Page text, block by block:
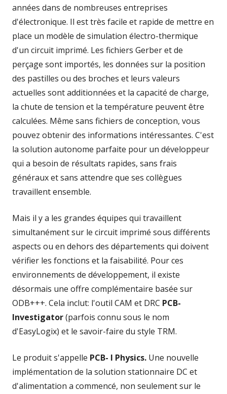
années dans de nombreuses entreprises
d'électronique. Il est très facile et rapide de mettre en
place un modèle de simulation électro-thermique
d'un circuit imprimé. Les fichiers Gerber et de
perçage sont importés, les données sur la position
des pastilles ou des broches et leurs valeurs
actuelles sont additionnées et la capacité de charge,
la chute de tension et la température peuvent être
calculées. Même sans fichiers de conception, vous
pouvez obtenir des informations intéressantes. C'est
la solution autonome parfaite pour un développeur
qui a besoin de résultats rapides, sans frais
généraux et sans attendre que ses collègues
travaillent ensemble.
Mais il y a les grandes équipes qui travaillent
simultanément sur le circuit imprimé sous différents
aspects ou en dehors des départements qui doivent
vérifier les fonctions et la faisabilité. Pour ces
environnements de développement, il existe
désormais une offre complémentaire basée sur
ODB+++. Cela inclut: l'outil CAM et DRC PCB-
Investigator(parfois connu sous le nom
d'EasyLogix) et le savoir-faire du style TRM.
Le produit s'appelle PCB- I Physics. Une nouvelle
implémentation de la solution stationnaire DC et
d'alimentation a commencé, non seulement sur le